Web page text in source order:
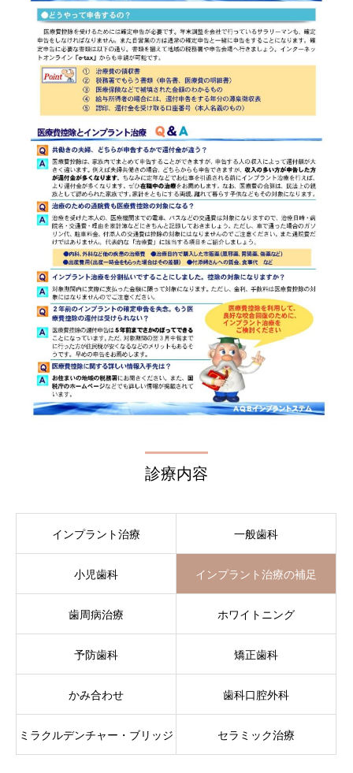
診療内容
インプラント治療 一般歯科
小児歯科 インプラント治療の補足
歯周病治療 ホワイトニング
予防歯科 矯正歯科
かみ合わせ 歯科口腔外科
ミラクルデンチャー・ブリッジ セラミック治療